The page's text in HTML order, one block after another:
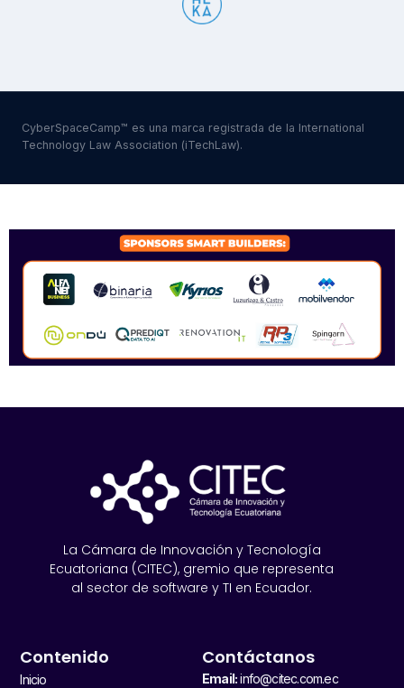
CyberSpaceCamp™ es una marca registrada de la International
Technology Law Association (iTechLaw).
La Cámara de Innovación y Tecnología
Ecuatoriana (CITEC), gremio que representa
al sector de software y TI en Ecuador.
Contenido
Inicio
Contáctanos
Email:info@citec.com.ec